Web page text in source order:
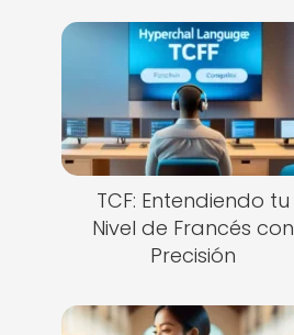
TCF: Entendiendo tu
Nivel de Francés con
Precisión